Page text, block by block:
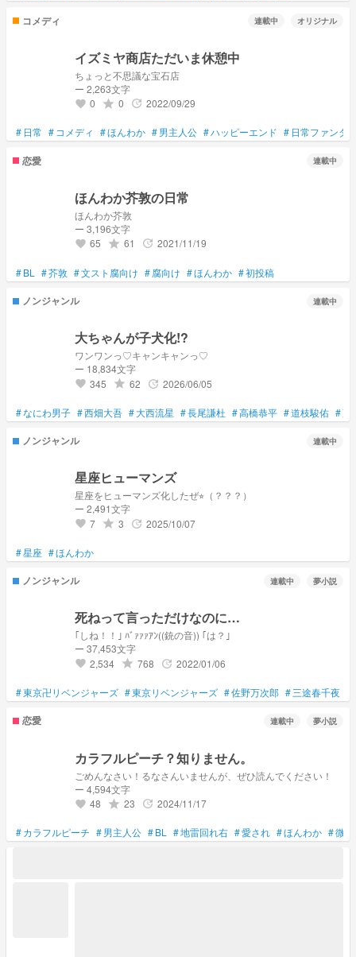
コメディ 連載中 オリジナル
イズミヤ商店ただいま休憩中
ちょっと不思議な宝石店
ー 2,263文字
favorite 0 grade 0 update 2022/09/29
# 日常 # コメディ #ほんわか #男主人公 #ハッピーエンド # 日常ファンタ
恋愛 連載中
ほんわか芥敦の日常
ほんわか芥敦
ー 3,196文字
favorite 65 grade 61 update 2021/11/19
#BL #芥敦 #文スト腐向け #腐向け #ほんわか #初投稿
ノンジャンル 連載中
大ちゃんが子犬化!?
ワンワンっ♡キャンキャンっ♡
ー 18,834文字
favorite 345 grade 62 update 2026/06/05
#なにわ男子 #西畑大吾 #大西流星 #長尾謙杜 #高橋恭平 #道枝駿佑 #藤
ノンジャンル 連載中
星座ヒューマンズ
星座をヒューマンズ化したぜ⭐︎（？？？）
ー 2,491文字
favorite 7 grade 3 update 2025/10/07
#星座 #ほんわか
ノンジャンル 連載中 夢小説
死ねって言っただけなのに…
｢しね！！｣ ﾊﾞｧｧｧｱﾝ((銃の音)) ｢は？｣
ー 37,453文字
favorite 2,534 grade 768 update 2022/01/06
#東京卍リベンジャーズ #東京リベンジャーズ #佐野万次郎 #三途春千夜
恋愛 連載中 夢小説
カラフルピーチ？知りません。
ごめんなさい！るなさんいませんが、ぜひ読んでください！
ー 4,594文字
favorite 48 grade 23 update 2024/11/17
#カラフルピーチ #男主人公 #BL #地雷回れ右 #愛され #ほんわか #微